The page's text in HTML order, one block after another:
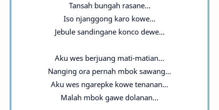
Tansah bungah rasane...
Iso njanggong karo kowe...
Jebule sandingane konco dewe...
Aku wes berjuang mati-matian...
Nanging ora pernah mbok sawang...
Aku wes ngarepke kowe tenanan...
Malah mbok gawe dolanan...